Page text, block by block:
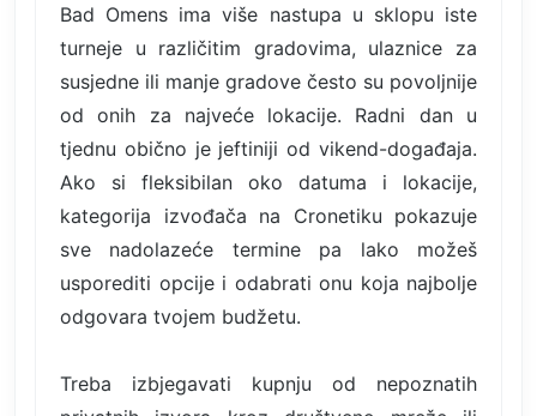
Bad Omens ima više nastupa u sklopu iste
turneje u različitim gradovima, ulaznice za
susjedne ili manje gradove često su povoljnije
od onih za najveće lokacije. Radni dan u
tjednu obično je jeftiniji od vikend-događaja.
Ako si fleksibilan oko datuma i lokacije,
kategorija izvođača na Cronetiku pokazuje
sve nadolazeće termine pa lako možeš
usporediti opcije i odabrati onu koja najbolje
odgovara tvojem budžetu.
Treba izbjegavati kupnju od nepoznatih